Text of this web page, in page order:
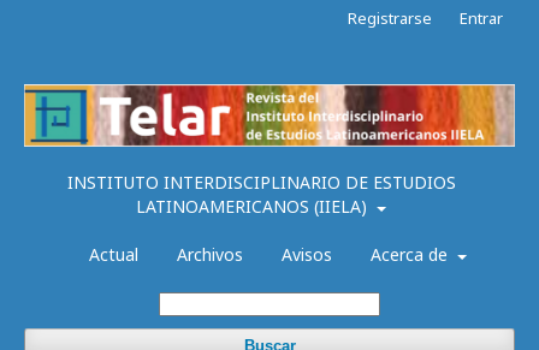
INSTITUTO INTERDISCIPLINARIO DE ESTUDIOS
LATINOAMERICANOS (IIELA)
Actual Archivos Avisos Acerca de
Buscar
Registrarse Entrar